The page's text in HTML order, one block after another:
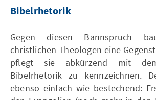
Bibelrhetorik
Gegen diesen Bannspruch
christlichen Theologen eine
pflegt sie abkürzend mit
Bibelrhetorik zu kennzeichnen.
ebenso einfach wie bestechend: